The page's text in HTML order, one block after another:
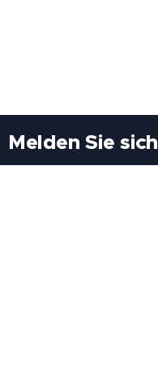
Melden Sie sich